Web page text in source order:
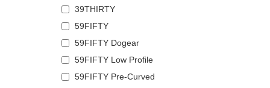
Jeleń
Kaczka
Kogut
Kojot
Koń
39THIRTY
59FIFTY
59FIFTY Dogear
59FIFTY Low Profile
59FIFTY Pre-Curved